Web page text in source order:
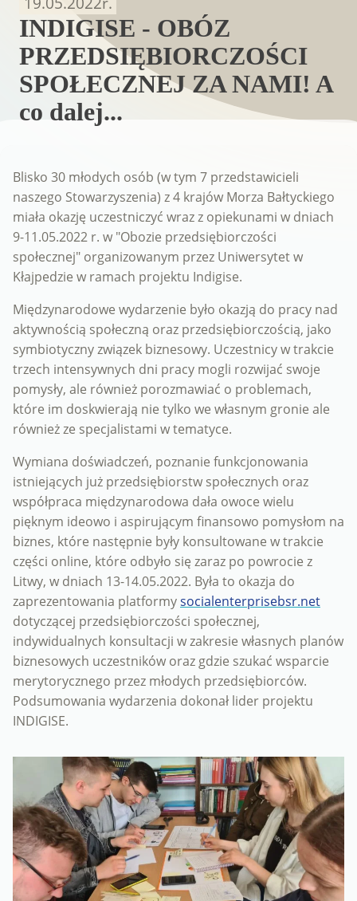
INDIGISE - OBÓZ
PRZEDSIĘBIORCZOŚCI
SPOŁECZNEJ ZA NAMI! A
co dalej...
Blisko 30 młodych osób (w tym 7 przedstawicieli
naszego Stowarzyszenia) z 4 krajów Morza Bałtyckiego
miała okazję uczestniczyć wraz z opiekunami w dniach
9-11.05.2022 r. w "Obozie przedsiębiorczości
społecznej" organizowanym przez Uniwersytet w
Kłajpedzie w ramach projektu Indigise.
Międzynarodowe wydarzenie było okazją do pracy nad
aktywnością społeczną oraz przedsiębiorczością, jako
symbiotyczny związek biznesowy. Uczestnicy w trakcie
trzech intensywnych dni pracy mogli rozwijać swoje
pomysły, ale również porozmawiać o problemach,
które im doskwierają nie tylko we własnym gronie ale
również ze specjalistami w tematyce.
Wymiana doświadczeń, poznanie funkcjonowania
istniejących już przedsiębiorstw społecznych oraz
współpraca międzynarodowa dała owoce wielu
pięknym ideowo i aspirującym finansowo pomysłom na
biznes, które następnie były konsultowane w trakcie
części online, które odbyło się zaraz po powrocie z
Litwy, w dniach 13-14.05.2022. Była to okazja do
zaprezentowania platformysocialenterprisebsr.net
dotyczącej przedsiębiorczości społecznej,
indywidualnych konsultacji w zakresie własnych planów
biznesowych uczestników oraz gdzie szukać wsparcie
merytorycznego przez młodych przedsiębiorców.
Podsumowania wydarzenia dokonał lider projektu
INDIGISE.